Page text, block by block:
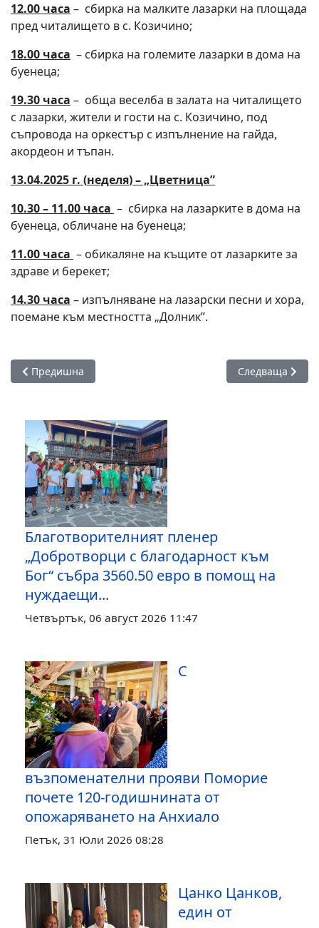
12.00 часа – сбирка на малките лазарки на площада
пред читалището в с. Козичино;
18.00 часа – сбирка на големите лазарки в дома на
буенеца;
19.30 часа – обща веселба в залата на читалището
с лазарки, жители и гости на с. Козичино, под
съпровода на оркестър с изпълнение на гайда,
акордеон и тъпан.
13.04.2025 г. (неделя)– „Цветница”
10.30 – 11.00 часа – сбирка на лазарките в дома на
буенеца, обличане на буенеца;
11.00 часа – обикаляне на къщите от лазарките за
здраве и берекет;
14.30 часа – изпълняване на лазарски песни и хора,
поемане към местността „Долник”.
Предишна статия: Поморие остава без вода във вторник
Предишна Следваща
Следваща
Благотворителният пленер
„Добротворци с благодарност към
Бог“ събра 3560.50 евро в помощ на
нуждаещи...
Четвъртък, 06 август 2026 11:47
С
възпоменателни прояви Поморие
почете 120-годишнината от
опожаряването на Анхиало
Петък, 31 Юли 2026 08:28
Цанко Цанков,
един от